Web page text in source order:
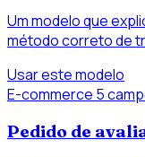
Um modelo que
método correto de
Usar este modelo
E-commerce 5
Pedido de